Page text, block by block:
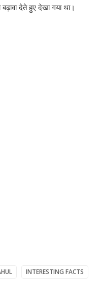
देते हुए देखा गया था।
INTERESTING FACTS